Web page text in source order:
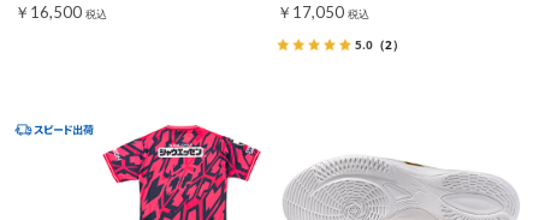
￥16,500 税込
￥17,050 税込
5.0 （2）